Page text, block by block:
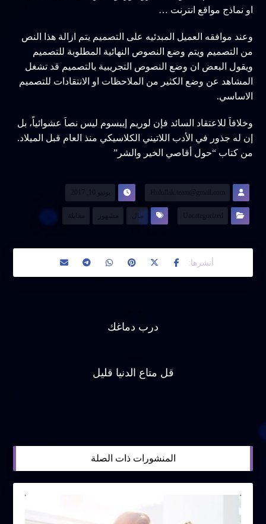
او نماذج مواقع انترنت …
وعند موافقه العميل المبدئيه على التصميم يتم ازالة هذا النص
من التصميم ويتم وضع النصوص النهائية المطلوبة للتصميم
ويقول البعض ان وضع النصوص التجريبية بالتصميم قد تشغل
المشاهد عن وضع الكثير من الملاحظات او الانتقادات للتصميم
الاساسي.
وخلافاَ للاعتقاد السائد فإن لوريم إيبسوم ليس نصاَ عشوائياً، بل
إن له جذور في الأدب اللاتيني الكلاسيكي منذ العام قبل الميلاد.
من كتاب “حول أقاصي الخير والشر”
Hulullak.team@gmail.com يونيو 10, 2017
Uncategorized مال مشهور مقابلة
درب دماغك
قل متاع الدنيا قليل
المنشورات ذات الصلة